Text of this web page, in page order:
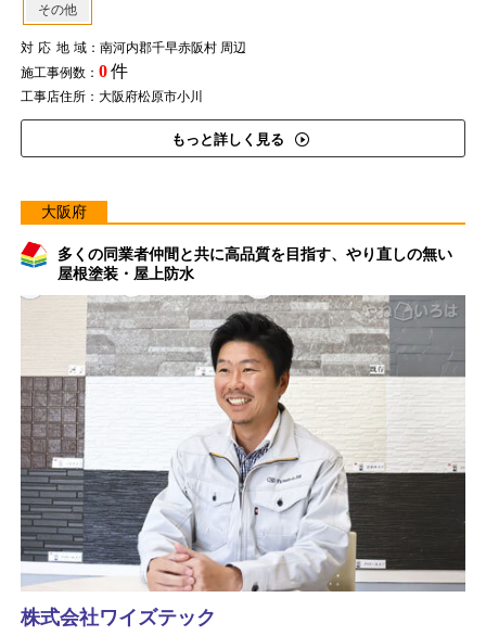
その他
対応地域：南河内郡千早赤阪村 周辺
施工事例数： 0件
工事店住所：大阪府松原市小川
もっと詳しく見る
大阪府
多くの同業者仲間と共に高品質を目指す、やり直しの無い
屋根塗装・屋上防水
株式会社ワイズテック